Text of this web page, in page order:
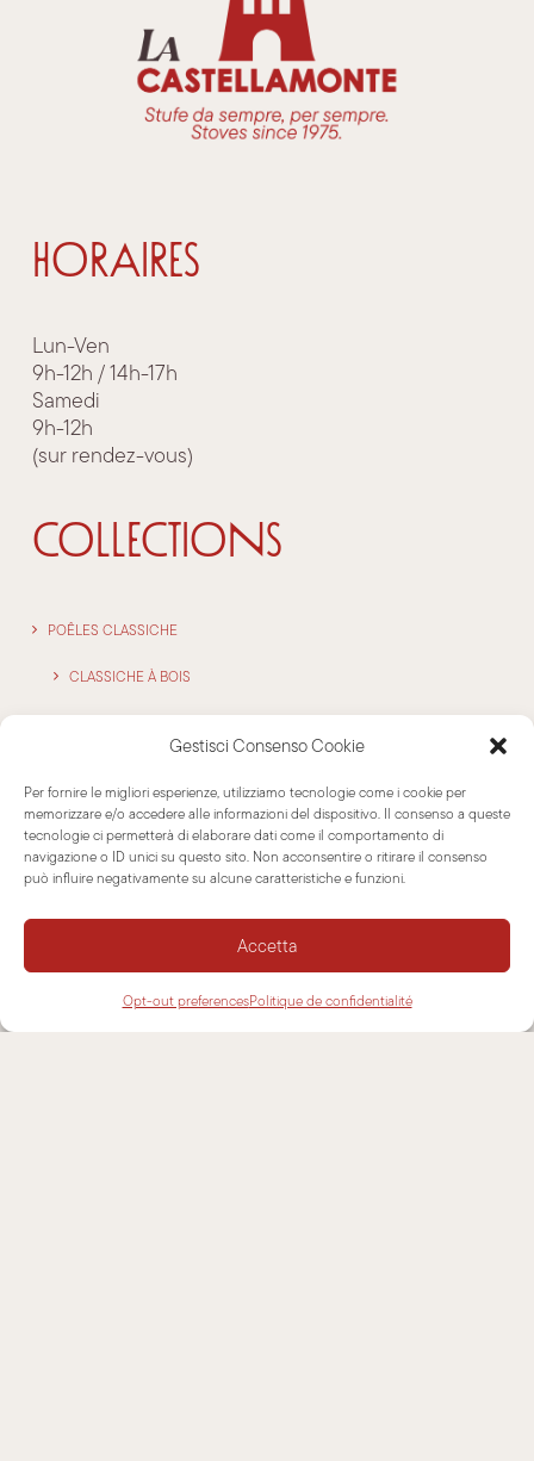
Gestisci Consenso Cookie
Per fornire le migliori esperienze, utilizziamo tecnologie come i cookie per
memorizzare e/o accedere alle informazioni del dispositivo. Il consenso a queste
tecnologie ci permetterà di elaborare dati come il comportamento di
navigazione o ID unici su questo sito. Non acconsentire o ritirare il consenso
può influire negativamente su alcune caratteristiche e funzioni.
Accetta
Opt-out preferencesPolitique de confidentialité
HORAIRES
Lun-Ven
9h-12h / 14h-17h
Samedi
9h-12h
(sur rendez-vous)
COLLECTIONS
POÊLES CLASSICHE
CLASSICHE À BOIS
OUTDOOR
ATELIER